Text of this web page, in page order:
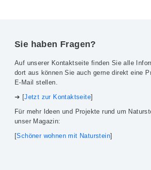
Sie haben Fragen?
Auf unserer Kontaktseite finden Sie alle
dort aus können Sie auch gerne direkt eine
E-Mail stellen.
➔ [Jetzt zur Kontaktseite]
Für mehr Ideen und Projekte rund um
unser Magazin:
[Schöner wohnen mit Naturstein]